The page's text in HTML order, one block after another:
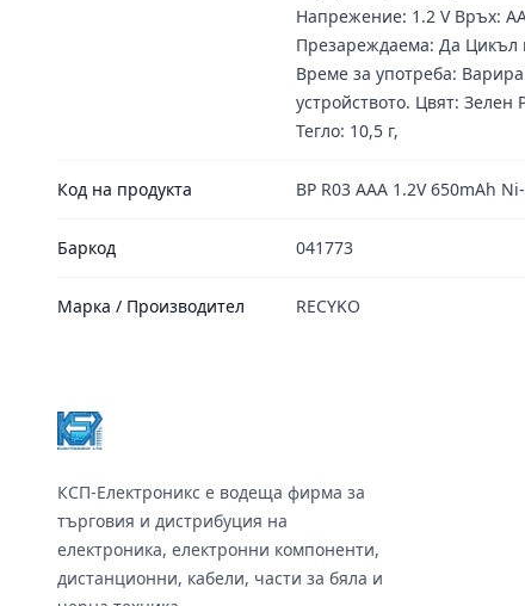
Напрежение: 1.2 V Връх:
Презареждаема: Да Цикъл
Време за употреба:
устройството. Цвят:
Тегло: 10,5 г,
Код на продукта BP R03 AAA 1.2V 650mAh
Баркод 041773
Марка / Производител RECYKO
КСП-Електроникс е водеща фирма за
търговия и дистрибуция на
електроника, електронни компоненти,
дистанционни, кабели, части за бяла и